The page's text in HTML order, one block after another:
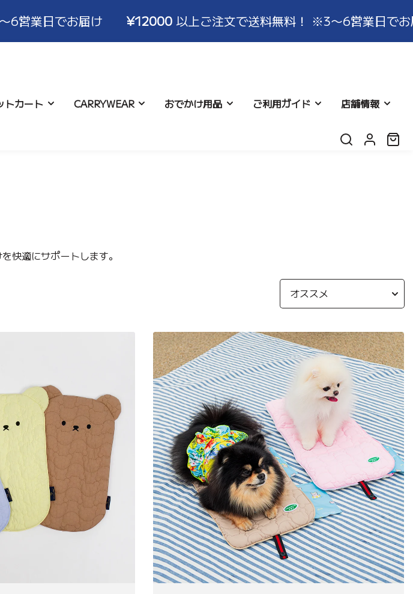
日でお届け ¥12000以上ご注文で送料無料！ ※3〜6営業日でお届け
More、
ライナー Ice Berry More、
Caramel Brown キャラメルブラウ
More
Berry
【SALE対象】【3set】 New
Look、オリーブリーフ
More
トカート
カート
【Buggy Lab】ニューバギーワ
ン、ペットカート
More
CARRYWEAR
キャリーウェア Feelaty専用 リフトク
ッション
おでかけ用品
More
ご利用ガイド 店舗情報
ロ
カ
快適にサポートします。